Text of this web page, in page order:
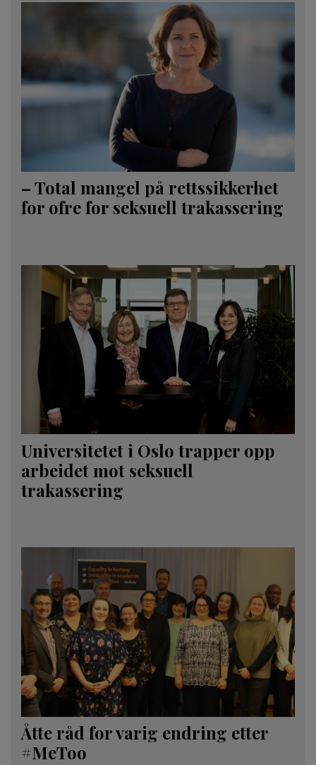
– Total mangel på rettssikkerhet
for ofre for seksuell trakassering
Universitetet i Oslo trapper opp
arbeidet mot seksuell
trakassering
Åtte råd for varig endring etter
#MeToo